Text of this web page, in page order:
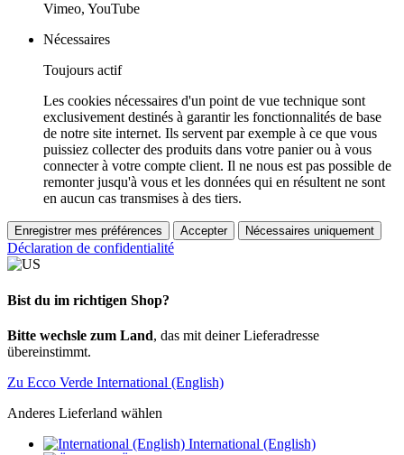
Vimeo, YouTube
Nécessaires
Toujours actif
Les cookies nécessaires d'un point de vue technique sont
exclusivement destinés à garantir les fonctionnalités de base
de notre site internet. Ils servent par exemple à ce que vous
puissiez collecter des produits dans votre panier ou à vous
connecter à votre compte client. Il ne nous est pas possible de
remonter jusqu'à vous et les données qui en résultent ne sont
en aucun cas transmises à des tiers.
Enregistrer mes préférences Accepter Nécessaires uniquement
Déclaration de confidentialité
Bist du im richtigen Shop?
Bitte wechsle zum Land, das mit deiner Lieferadresse
übereinstimmt.
Zu Ecco Verde International (English)
Anderes Lieferland wählen
International (English)